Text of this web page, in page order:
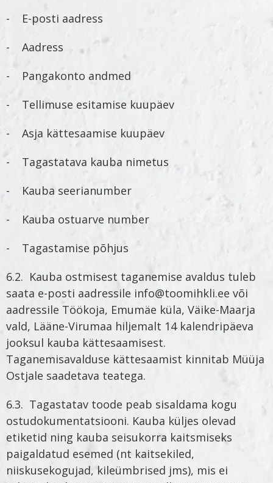
- E-posti aadress
- Aadress
- Pangakonto andmed
- Tellimuse esitamise kuupäev
- Asja kättesaamise kuupäev
- Tagastatava kauba nimetus
- Kauba seerianumber
- Kauba ostuarve number
- Tagastamise põhjus
6.2. Kauba ostmisest taganemise avaldus tuleb
saata e-posti aadressile info@toomihkli.ee või
aadressile Töökoja, Emumäe küla, Väike-Maarja
vald, Lääne-Virumaa hiljemalt 14 kalendripäeva
jooksul kauba kättesaamisest.
Taganemisavalduse kättesaamist kinnitab Müüja
Ostjale saadetava teatega.
6.3. Tagastatav toode peab sisaldama kogu
ostudokumentatsiooni. Kauba küljes olevad
etiketid ning kauba seisukorra kaitsmiseks
paigaldatud esemed (nt kaitsekiled,
niiskusekogujad, kileümbrised jms), mis ei